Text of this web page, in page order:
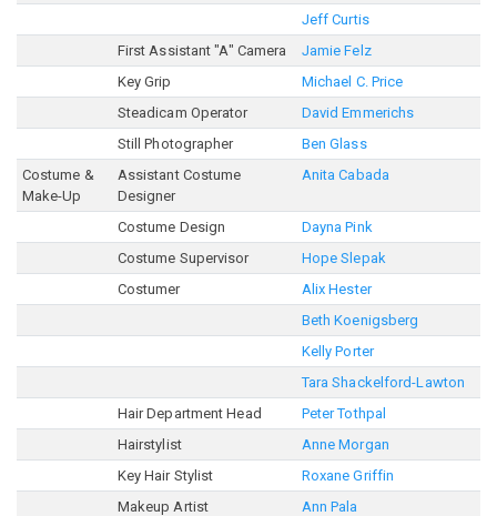
Jeff Curtis
First Assistant "A" Camera
Jamie Felz
Key Grip
Michael C. Price
Steadicam Operator
David Emmerichs
Still Photographer
Ben Glass
Costume &
Make-Up
Assistant Costume
Designer
Anita Cabada
Costume Design
Dayna Pink
Costume Supervisor
Hope Slepak
Costumer
Alix Hester
Beth Koenigsberg
Kelly Porter
Tara Shackelford-Lawton
Hair Department Head
Peter Tothpal
Hairstylist
Anne Morgan
Key Hair Stylist
Roxane Griffin
Makeup Artist
Ann Pala